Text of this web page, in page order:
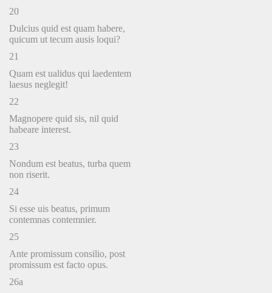
20
Dulcius quid est quam habere,
quicum ut tecum ausis loqui?
21
Quam est ualidus qui laedentem
laesus neglegit!
22
Magnopere quid sis, nil quid
habeare interest.
23
Nondum est beatus, turba quem
non riserit.
24
Si esse uis beatus, primum
contemnas contemnier.
25
Ante promissum consilio, post
promissum est facto opus.
26a